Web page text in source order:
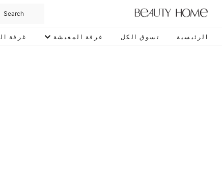
الرئيسية تسوق الكل غرفة المعيشة غرفة